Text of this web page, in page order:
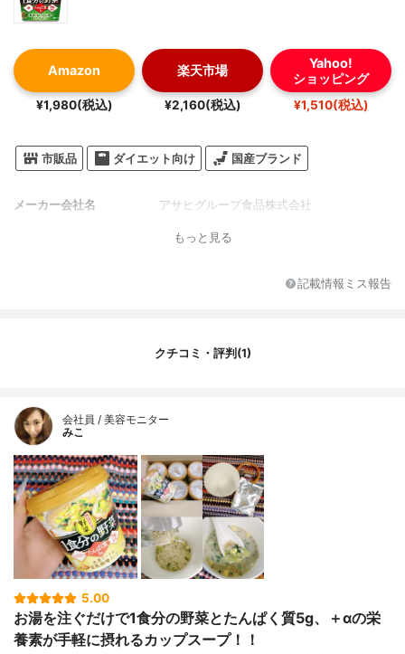
Amazon
¥1,980(税込)
楽天市場
¥2,160(税込)
Yahoo!
ショッピング
¥1,510(税込)
市販品 ダイエット向け 国産ブランド
メーカー会社名 アサヒグループ食品株式会社
もっと見る
記載情報ミス報告
クチコミ・評判(1)
会社員 / 美容モニター
みこ
5.00
お湯を注ぐだけで1食分の野菜とたんぱく質5g、＋αの栄
養素が手軽に摂れるカップスープ！！